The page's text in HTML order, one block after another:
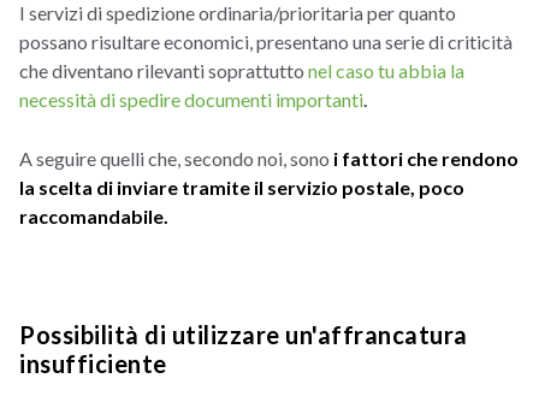
I servizi di spedizione ordinaria/prioritaria per quanto
possano risultare economici, presentano una serie di criticità
che diventano rilevanti soprattutto nel caso tu abbia la
necessità di spedire documenti importanti.
A seguire quelli che, secondo noi, sono i fattori che rendono
la scelta di inviare tramite il servizio postale, poco
raccomandabile.
Possibilità di utilizzare un'affrancatura
insufficiente